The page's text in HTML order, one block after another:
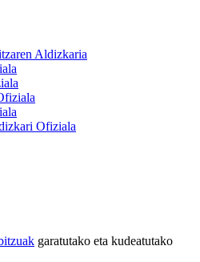
Aldizkaria
Ofiziala
garatutako eta kudeatutako